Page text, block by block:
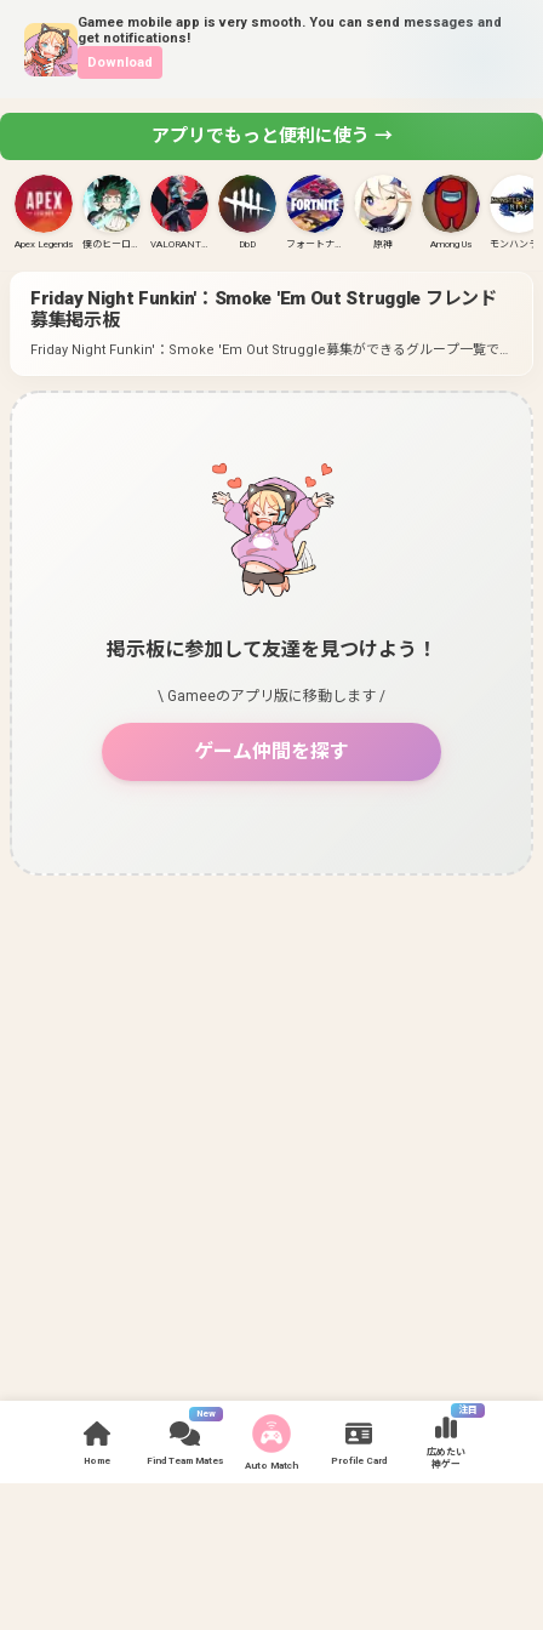
Gamee mobile app is very smooth. You can send messages and
get notifications!
Download
Home
New
Find Team Mates Auto Match Profile Card
注目
広めたい
神ゲー
アプリでもっと便利に使う →
Apex Legends 僕のヒーローアカデミア ULTRA RUMBLE VALORANT(PC) DbD フォートナイト 原神 Among Us
Friday Night Funkin'：Smoke 'Em Out Struggle フレンド
募集掲示板
Friday Night Funkin'：Smoke 'Em Out Struggle募集ができるグループ一覧で
掲示板に参加して友達を見つけよう！
\ Gameeのアプリ版に移動します /
ゲーム仲間を探す